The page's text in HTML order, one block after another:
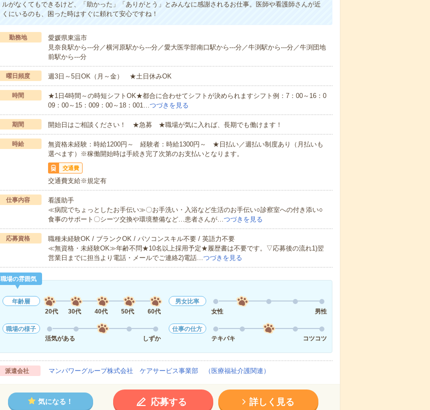
ルがなくてもできるけど、「助かった」「ありがとう」とみんなに感謝されるお仕事。医師や看護師さんが近
くにいるのも、困った時はすぐに頼れて安心ですね！
勤務地
愛媛県東温市
見奈良駅から---分／横河原駅から---分／愛大医学部南口駅から---分／牛渕駅から---分／牛渕団地
前駅から---分
曜日頻度 週3日～5日OK（月～金） ★土日休みOK
時間
★1日4時間～の時短シフトOK★都合に合わせてシフトが決められますシフト例：7：00～16：0
09：00～15：009：00～18：001…つづきを見る
期間 開始日はご相談ください！ ★急募 ★職場が気に入れば、長期でも働けます！
時給
無資格未経験：時給1200円～ 経験者：時給1300円～ ★日払い／週払い制度あり（月払いも
選べます）※稼働開始時は手続き完了次第のお支払いとなります。
交通費
交通費支給※規定有
仕事内容
看護助手
≪病院でちょっとしたお手伝い≫〇お手洗い・入浴など生活のお手伝い○診察室への付き添い○
食事のサポート〇シーツ交換や環境整備など…患者さんが…つづきを見る
応募資格
職種未経験OK / ブランクOK / パソコンスキル不要 / 英語力不要
≪無資格・未経験OK≫年齢不問★10名以上採用予定★履歴書は不要です。▽応募後の流れ1)翌
営業日までに担当より電話・メールでご連絡2)電話…つづきを見る
職場の雰囲気
年齢層
20代
30代 40代 50代 60代
男女比率
女性
男性
職場の様子
活気がある
しずか
仕事の仕方
テキパキ
コツコツ
派遣会社 マンパワーグループ株式会社 ケアサービス事業部 （医療福祉介護関連）
気になる！ 応募する 詳しく見る